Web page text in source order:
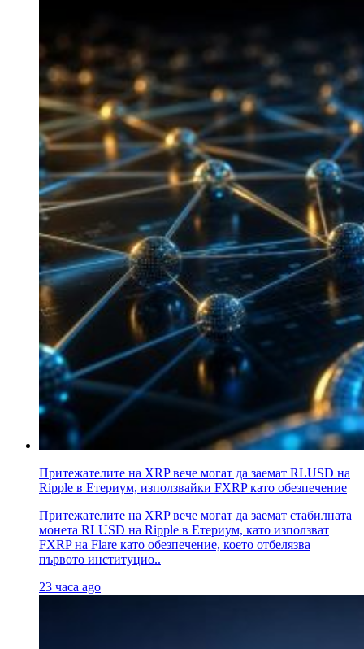
Притежателите на XRP вече могат да заемат RLUSD на
Ripple в Етериум, използвайки FXRP като обезпечение
Притежателите на XRP вече могат да заемат стабилната
монета RLUSD на Ripple в Етериум, като използват
FXRP на Flare като обезпечение, което отбелязва
първото институцио..
23 часа ago